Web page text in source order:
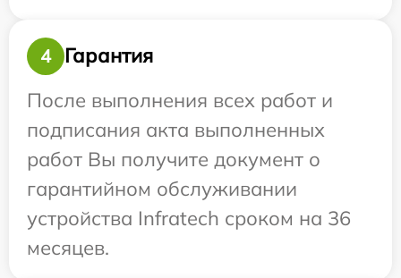
4
Гарантия
После выполнения всех работ и
подписания акта выполненных
работ Вы получите документ о
гарантийном обслуживании
устройства Infratech сроком на 36
месяцев.